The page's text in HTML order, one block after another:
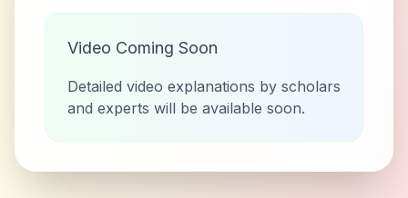
Video Coming Soon
Detailed video explanations by scholars
and experts will be available soon.